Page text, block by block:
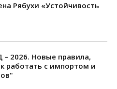
Рябухи «Устойчивость
2026. Новые правила,
работать с импортом и